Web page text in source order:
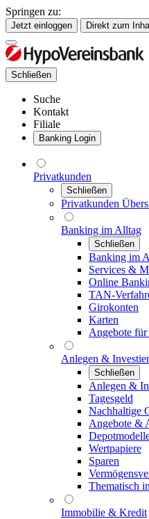
Springen zu:
Jetzt einloggen Direkt zum
Schließen
Suche
Kontakt
Filiale
Banking Login
Privatkunden
Schließen
Privatkunden
Banking im Alltag
Schließen
Banking im
Services &
Online
TAN-
Girokonten
Karten
Angebote
Anlegen &
Schließen
Anlegen &
Tagesgeld
Nachhaltige
Angebote &
Wertpapiere
Sparen
Thematisch
Immobilie & Kredit